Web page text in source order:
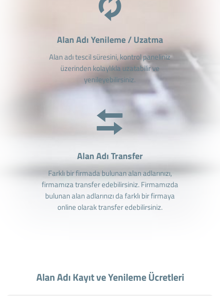
Alan Adı Yenileme / Uzatma
Alan adı tescil süresini, kontrol paneliniz
üzerinden kolaylıkla uzatabilir ve
yenileyebilirsiniz.
Alan Adı Transfer
Farklı bir firmada bulunan alan adlarınızı,
firmamıza transfer edebilirsiniz. Firmamızda
bulunan alan adlarınızı da farklı bir firmaya
online olarak transfer edebilirsiniz.
Alan Adı Kayıt ve Yenileme Ücretleri